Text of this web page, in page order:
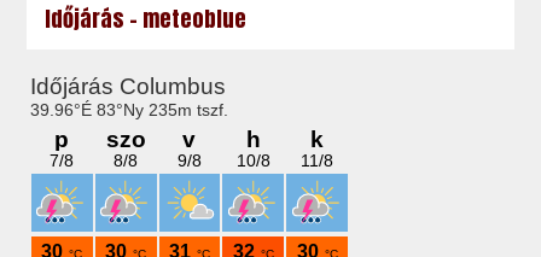
Időjárás - meteoblue